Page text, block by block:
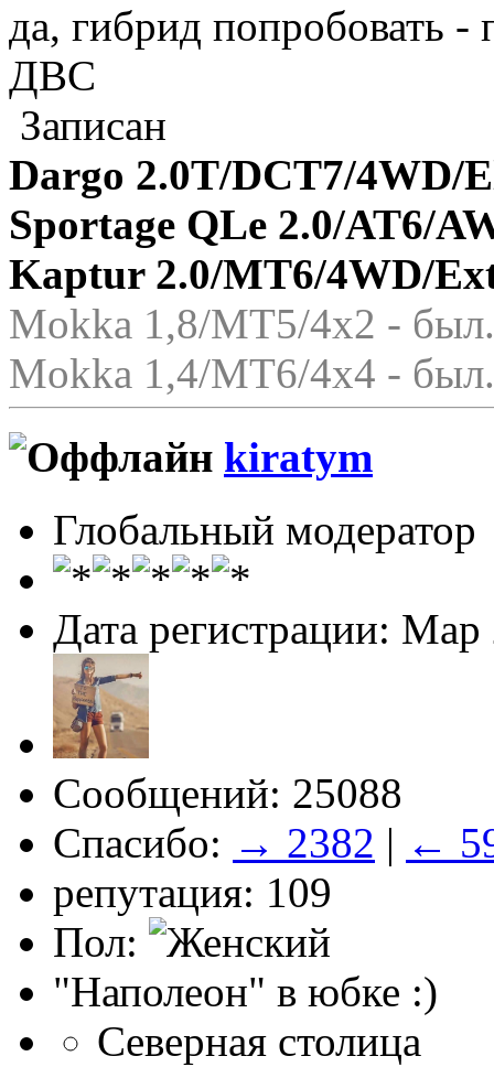
да, гибрид попробовать -
ДВС
Записан
Dargo 2.0T/DCT7/4WD/
Sportage QLe 2.0/AT6/
Kaptur 2.0/MT6/4WD/
Mokka 1,8/МТ5/4x2 -
Mokka 1,4/МТ6/4x4 -
kiratym
Глобальный модератор
Дата регистрации: Мар
Сообщений: 25088
Спасибо: → 2382 | ←
репутация: 109
Пол:
"Наполеон" в юбке :)
Северная столица